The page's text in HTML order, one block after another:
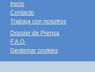
Inicio
Contacto
Trabaja con nosotros
Dossier de Prensa
F.A.Q.
Gestionar cookies